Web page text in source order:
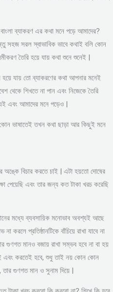
ব্যাকরণ এর কথা মনে পড়ে আমাদের?
সহজ সরল স্বাভাবিক ভাবে কথাই বলি কোন
তৈরি হয়ে যায় কথা শুনে শুনেই |
যায় তো ব্যাকরণের কথা আপনার মনেই
থেকে শিখতে না পান এবং নিজেকে তৈরি
এবং আমাদের মনে পড়েও |
কোন ভাষাতেই তখন কথা ছাড়া আর কিছুই মনে
অঙ্কে বিচার করতে চাই | এটা হয়তো দোষের
পেয়েছি এবং তার জন্য কত টাকা খরচ করেছি
মধ্যে ব্যবসায়িক মনোভাব অবশ্যই আছে
করলে প্রতিষ্ঠানটিকে বাঁচিয়ে রাখা যাবে না
গুণগত মানও বজায় রাখা সম্ভব হবে না বা হয়
এবং করতেই হবে, শুধু তাই নয় কোন কোন
তার গুণগত মান ও সুনাম দিয়ে |